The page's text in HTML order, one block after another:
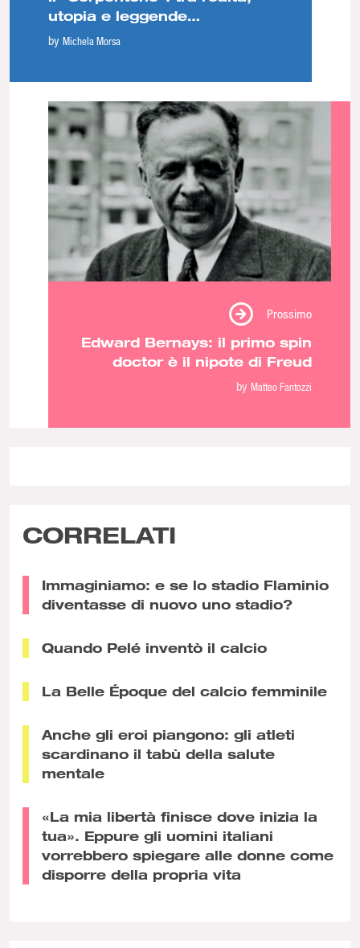
utopia e leggende
metropolitane
by Michela Morsa
Prossimo
Edward Bernays: il primo spin
doctor è il nipote di Freud
by Matteo Fantozzi
CORRELATI
Immaginiamo: e se lo stadio Flaminio
diventasse di nuovo uno stadio?
Quando Pelé inventò il calcio
La Belle Époque del calcio femminile
Anche gli eroi piangono: gli atleti
scardinano il tabù della salute
mentale
«La mia libertà finisce dove inizia la
tua». Eppure gli uomini italiani
vorrebbero spiegare alle donne come
disporre della propria vita